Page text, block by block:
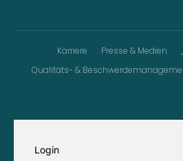
Karriere Presse & Medien
Qualitäts- &
Login